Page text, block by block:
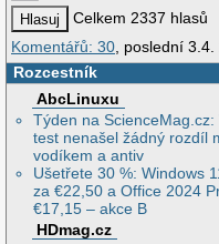
Celkem 2337 hlasů
Komentářů: 30 , poslední
Rozcestník
AbcLinuxu
Týden na ScienceMag.cz:
test nenašel žádný rozdíl
vodíkem a antiv
Ušetřete 30 %: Windows
za €22,50 a Office 2024
€17,15 – akce B
HDmag.cz